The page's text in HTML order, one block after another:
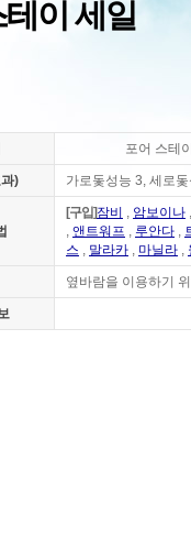
이 세일
포어 스테
) 가로돛성능 3, 세로
[구입]잠비 , 암보이나 ,
, 앤트워프 , 루안다 ,
스 , 말라카 , 마닐라 ,
옆바람을 이용하기